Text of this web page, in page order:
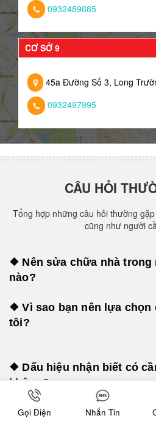
0932489685
CƠ SỞ 9
45a Đường Số 3, Long
0932497995
CÂU HỎI
Tổng hợp những câu hỏi thường
cũng như người
❖ Nên sửa chữa nhà
nào?
❖ Vì sao bạn nên lựa chọn
tôi?
❖ Dấu hiệu nhận biết có
không?
❖ Tìm địa chỉ uy tín để
Gọi Điện Nhắn Tin